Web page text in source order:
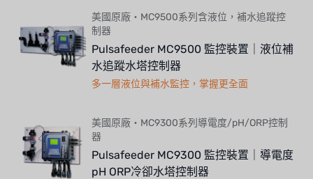
美國原廠・MC9500系列含液位，補水追蹤控
制器
Pulsafeeder MC9500 監控裝置｜液位補
水追蹤水塔控制器
多一層液位與補水監控，掌握更全面
美國原廠・MC9300系列導電度/pH/ORP控制
器
Pulsafeeder MC9300 監控裝置｜導電度
pH ORP冷卻水塔控制器